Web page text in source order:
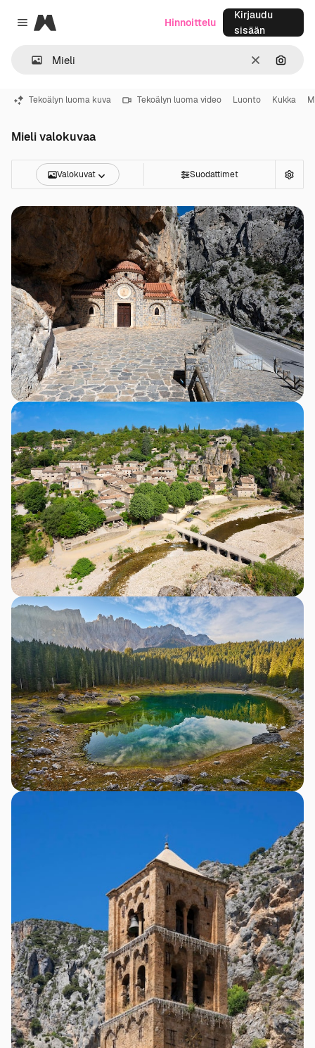
Close menu
Magnific
SelkeäHae
Hinnoittelu
Kirjaudu
sisään
Tekoälyn luoma kuva Tekoälyn luoma video Luonto Kukka
Mieli valokuvaa
Valokuvat Suodattimet